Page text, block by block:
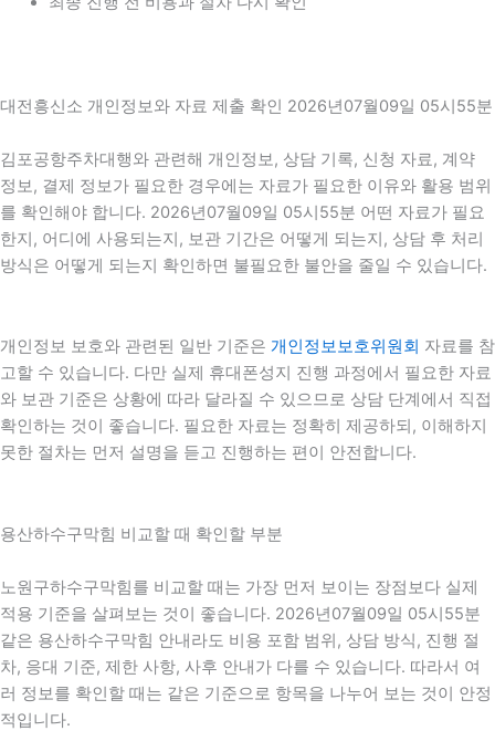
대전흥신소 개인정보와 자료 제출 확인 2026년07월09일 05시55분
김포공항주차대행와 관련해 개인정보, 상담 기록, 신청 자료, 계약
정보, 결제 정보가 필요한 경우에는 자료가 필요한 이유와 활용 범위
를 확인해야 합니다. 2026년07월09일 05시55분 어떤 자료가 필요
한지, 어디에 사용되는지, 보관 기간은 어떻게 되는지, 상담 후 처리
방식은 어떻게 되는지 확인하면 불필요한 불안을 줄일 수 있습니다.
개인정보 보호와 관련된 일반 기준은 개인정보보호위원회 자료를 참
고할 수 있습니다. 다만 실제 휴대폰성지 진행 과정에서 필요한 자료
와 보관 기준은 상황에 따라 달라질 수 있으므로 상담 단계에서 직접
확인하는 것이 좋습니다. 필요한 자료는 정확히 제공하되, 이해하지
못한 절차는 먼저 설명을 듣고 진행하는 편이 안전합니다.
용산하수구막힘 비교할 때 확인할 부분
노원구하수구막힘를 비교할 때는 가장 먼저 보이는 장점보다 실제
적용 기준을 살펴보는 것이 좋습니다. 2026년07월09일 05시55분
같은 용산하수구막힘 안내라도 비용 포함 범위, 상담 방식, 진행 절
차, 응대 기준, 제한 사항, 사후 안내가 다를 수 있습니다. 따라서 여
러 정보를 확인할 때는 같은 기준으로 항목을 나누어 보는 것이 안정
적입니다.